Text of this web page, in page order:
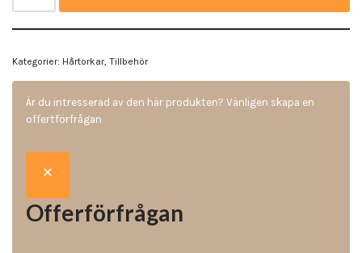
Kategorier: Hårtorkar, Tillbehör
Är du intresserad av den här produkten? Vänligen skapa en
offertförfrågan
Offerförfrågan